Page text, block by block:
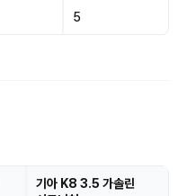
5
기아 K8 3.5 가솔린